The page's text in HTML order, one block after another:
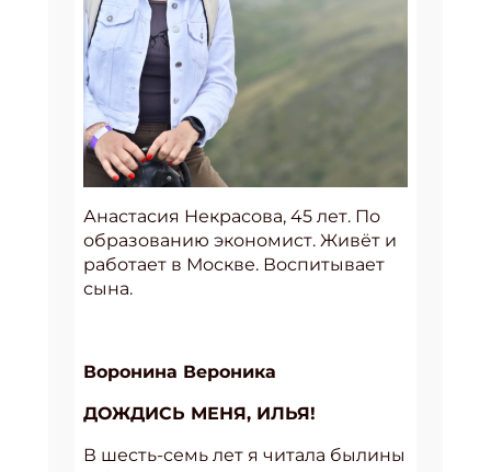
Анастасия Некрасова, 45 лет. По
образованию экономист. Живёт и
работает в Москве. Воспитывает
сына.
Воронина Вероника
ДОЖДИСЬ МЕНЯ, ИЛЬЯ!
В шесть-семь лет я читала былины